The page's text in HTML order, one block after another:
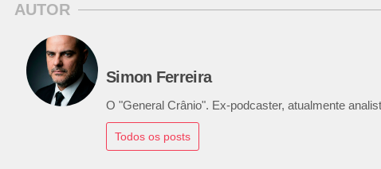
AUTOR
Simon Ferreira
O "General Crânio". Ex-podcaster, atualmente
Todos os posts